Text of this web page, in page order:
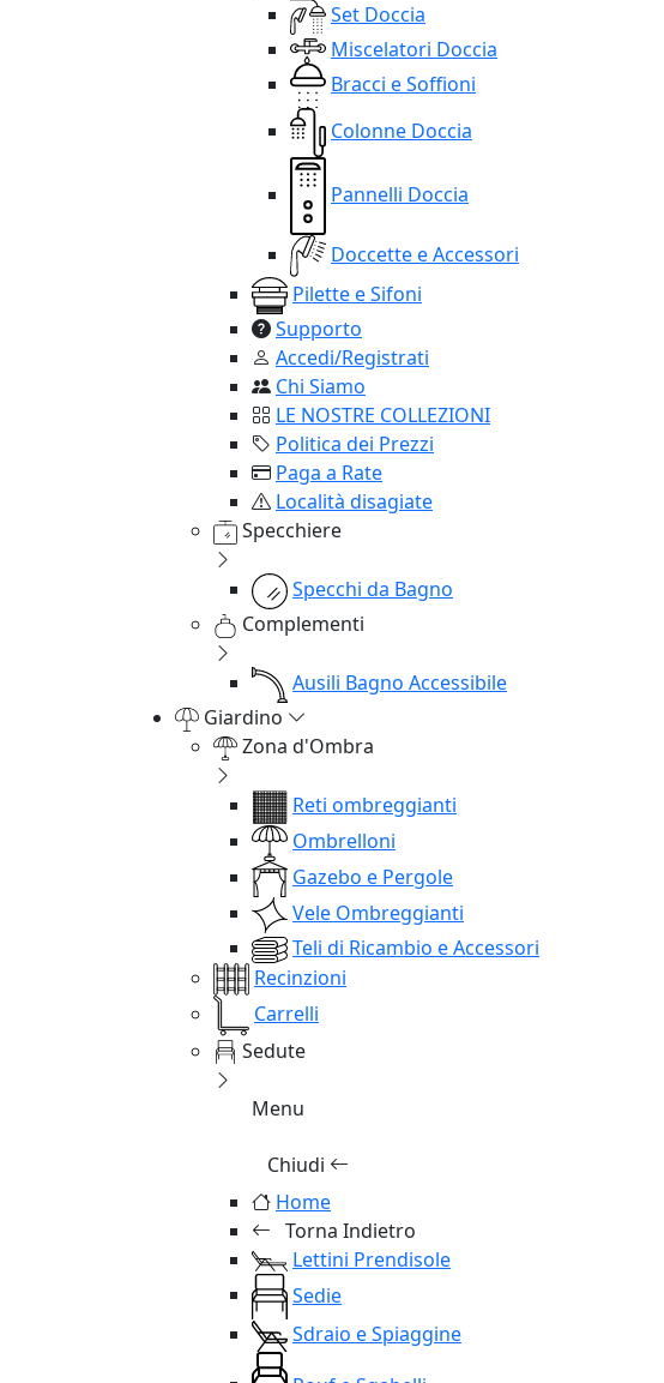
Set Doccia
Miscelatori Doccia
Bracci e Soffioni
Colonne Doccia
Pannelli Doccia
Doccette e Accessori
Pilette e Sifoni
Supporto
Accedi/Registrati
Chi Siamo
LE NOSTRE COLLEZIONI
Politica dei Prezzi
Paga a Rate
Località disagiate
Specchiere
Specchi da Bagno
Complementi
Ausili Bagno Accessibile
Giardino
Zona d'Ombra
Reti ombreggianti
Ombrelloni
Gazebo e Pergole
Vele Ombreggianti
Teli di Ricambio e Accessori
Recinzioni
Carrelli
Sedute
Menu
Chiudi
Home
Torna Indietro
Lettini Prendisole
Sedie
Sdraio e Spiaggine